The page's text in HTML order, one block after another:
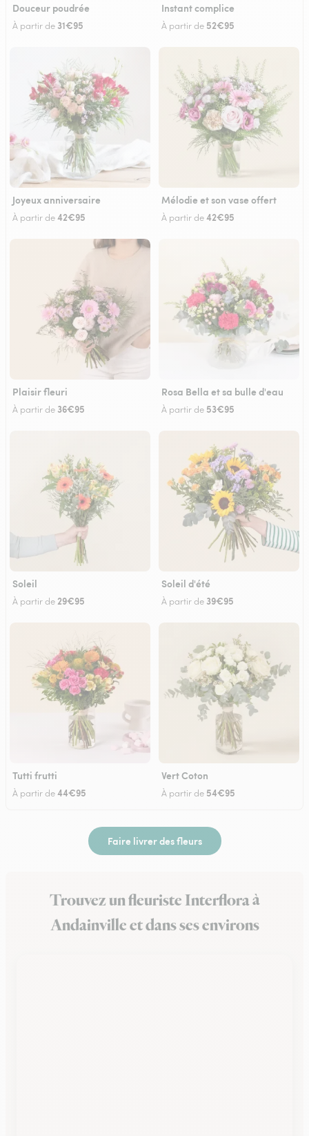
Douceur poudrée
À partir de 31€95
Instant complice
À partir de 52€95
Joyeux anniversaire
À partir de42€95
Mélodie et son vase offert
À partir de42€95
Plaisir fleuri
À partir de 36€95
Rosa Bella et sa bulle d'eau
À partir de 53€95
Soleil
À partir de29€95
Soleil d'été
À partir de 39€95
Tutti frutti
À partir de44€95
Vert Coton
À partir de 54€95
Faire livrer des fleurs
Trouvez un fleuriste Interflora à
Andainville et dans ses environs